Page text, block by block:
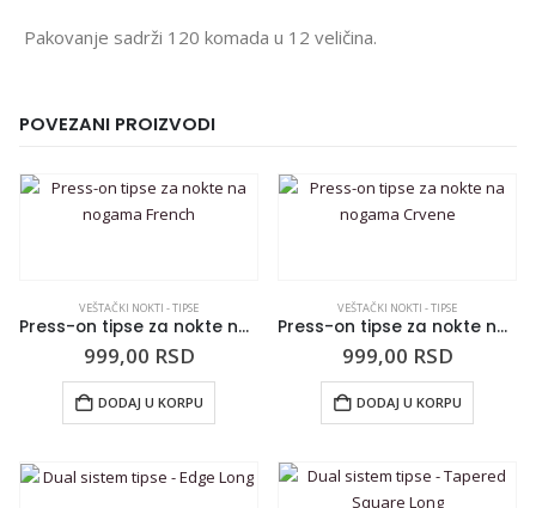
Pakovanje sadrži 120 komada u 12 veličina.
POVEZANI PROIZVODI
VEŠTAČKI NOKTI - TIPSE
Press-on tipse za nokte na nogama French
999,00 RSD
DODAJ U KORPU
VEŠTAČKI NOKTI - TIPSE
Press-on tipse za nokte na nogama Crvene
999,00 RSD
DODAJ U KORPU